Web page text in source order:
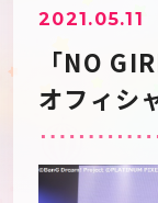
Artist
Game
2021.05.11
「NO
オフィシ